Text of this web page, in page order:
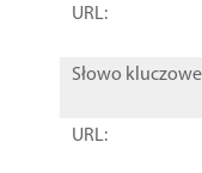
URL:
Słowo
URL: